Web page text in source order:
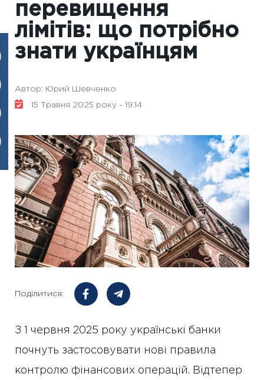
перевищення
лімітів: що потрібно
знати українцям
Автор: Юрий Шевченко
15 Травня 2025 року - 19:14
Поділитися:
З 1 червня 2025 року українські банки
почнуть застосовувати нові правила
контролю фінансових операцій. Відтепер